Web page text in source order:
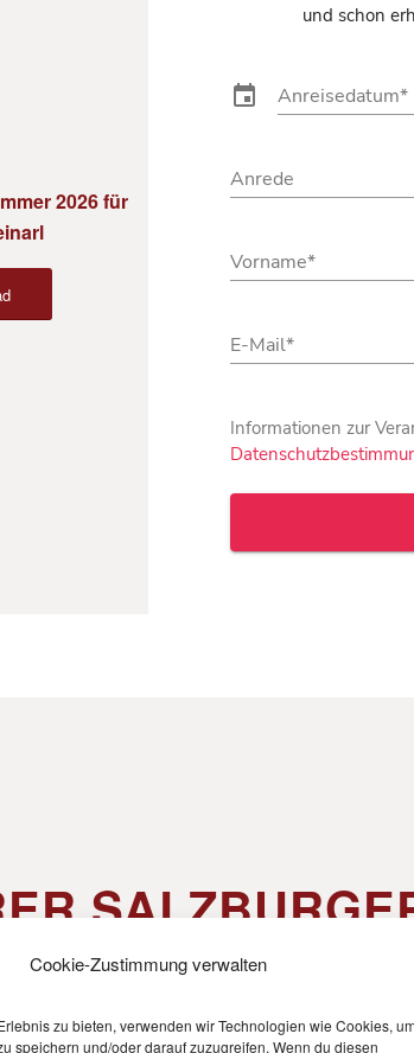
Cookie-Zustimmung verwalten
zu bieten, verwenden wir Technologien wie Cookies,
speichern und/oder darauf zuzugreifen. Wenn du diesen
2026 für
GÄSTEKARTE
. Mit dieser bekommt ihr diverse